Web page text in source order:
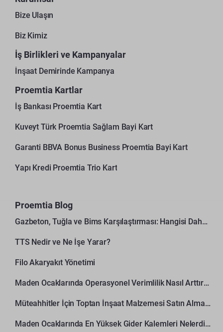
Bize Ulaşın
Biz Kimiz
İş Birlikleri ve Kampanyalar
İnşaat Demirinde Kampanya
Proemtia Kartlar
İş Bankası Proemtia Kart
Kuveyt Türk Proemtia Sağlam Bayi Kart
Garanti BBVA Bonus Business Proemtia Bayi Kart
Yapı Kredi Proemtia Trio Kart
Proemtia Blog
Gazbeton, Tuğla ve Bims Karşılaştırması: Hangisi Daha Avantajlı?
TTS Nedir ve Ne İşe Yarar?
Filo Akaryakıt Yönetimi
Maden Ocaklarında Operasyonel Verimlilik Nasıl Arttırılır?
Müteahhitler İçin Toptan İnşaat Malzemesi Satın Alma Rehberi
Maden Ocaklarında En Yüksek Gider Kalemleri Nelerdir?